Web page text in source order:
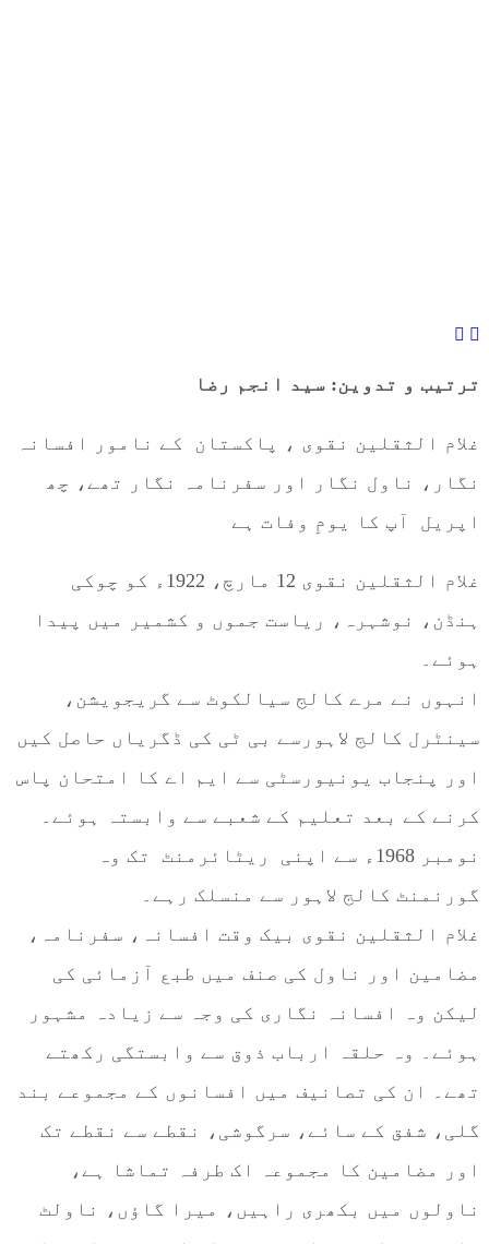
ترتیب و تدوین: سید انجم رضا
غلام الثقلین نقوی ، پاکستان کے نامور افسانہ
نگار، ناول نگار اور سفرنامہ نگار تھے، چھ
اپریل آپ کا یومِ وفات ہے
غلام الثقلین نقوی 12 مارچ، 1922ء کو چوکی
ہنڈن، نوشہرہ، ریاست جموں و کشمیر میں پیدا
ہوئے۔
انہوں نے مرے کالج سیالکوٹ سے گریجویشن،
سینٹرل کالج لاہورسے بی ٹی کی ڈگریاں حاصل کیں
اور پنجاب یونیورسٹی سے ایم اے کا امتحان پاس
کرنے کے بعد تعلیم کے شعبے سے وابستہ ہوئے۔
نومبر 1968ء سے اپنی ریٹائرمنٹ تک وہ
گورنمنٹ کالج لاہور سے منسلک رہے۔
غلام الثقلین نقوی بیک وقت افسانہ، سفرنامہ،
مضامین اور ناول کی صنف میں طبع آزمائی کی
لیکن وہ افسانہ نگاری کی وجہ سے زیادہ مشہور
ہوئے۔ وہ حلقہ ارباب ذوق سے وابستگی رکھتے
تھے۔ ان کی تصانیف میں افسانوں کے مجموعے بند
گلی، شفق کے سائے، سرگوشی، نقطے سے نقطے تک
اور مضامین کا مجموعہ اک طرفہ تماشا ہے،
ناولوں میں بکھری راہیں، میرا گاؤں، ناولٹ